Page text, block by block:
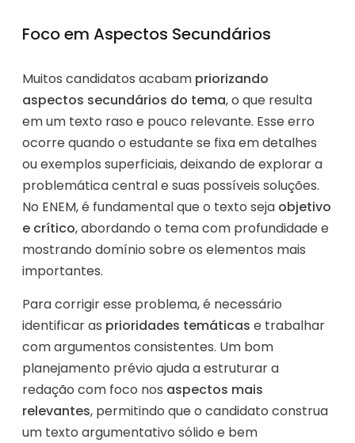
Foco em Aspectos Secundários
Muitos candidatos acabam priorizando
aspectos secundários do tema, o que resulta
em um texto raso e pouco relevante. Esse erro
ocorre quando o estudante se fixa em detalhes
ou exemplos superficiais, deixando de explorar a
problemática central e suas possíveis soluções.
No ENEM, é fundamental que o texto seja objetivo
e crítico, abordando o tema com profundidade e
mostrando domínio sobre os elementos mais
importantes.
Para corrigir esse problema, é necessário
identificar as prioridades temáticas e trabalhar
com argumentos consistentes. Um bom
planejamento prévio ajuda a estruturar a
redação com foco nos aspectos mais
relevantes, permitindo que o candidato construa
um texto argumentativo sólido e bem